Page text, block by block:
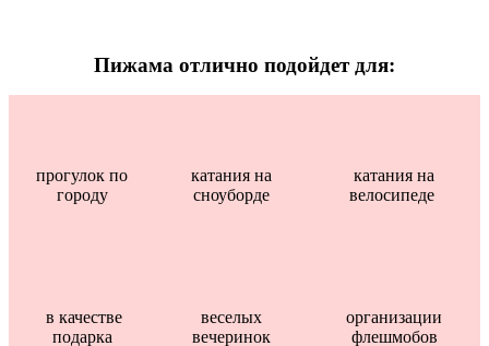
Пижама отлично подойдет для:
прогулок по
городу
катания на
сноуборде
катания на
велосипеде
в качестве
подарка
веселых
вечеринок
организации
флешмобов